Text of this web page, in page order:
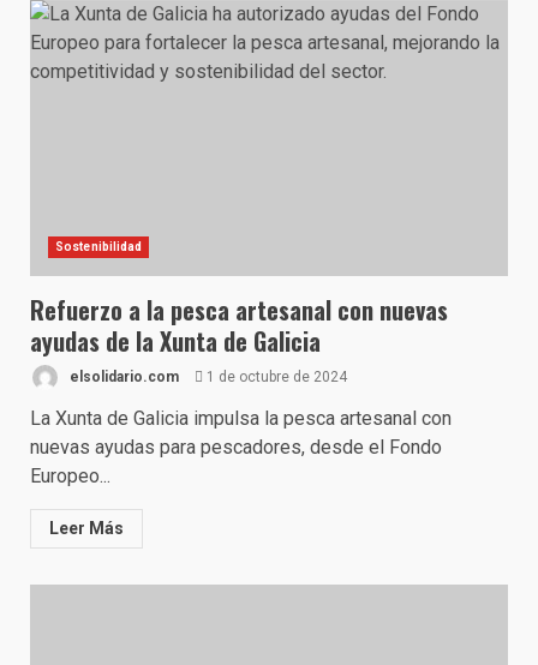
Sostenibilidad
Refuerzo a la pesca artesanal con nuevas
ayudas de la Xunta de Galicia
elsolidario.com 1 de octubre de 2024
La Xunta de Galicia impulsa la pesca artesanal con
nuevas ayudas para pescadores, desde el Fondo
Europeo...
Leer Más